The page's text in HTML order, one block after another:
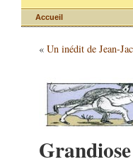
Accueil
« Un inédit de Jean-